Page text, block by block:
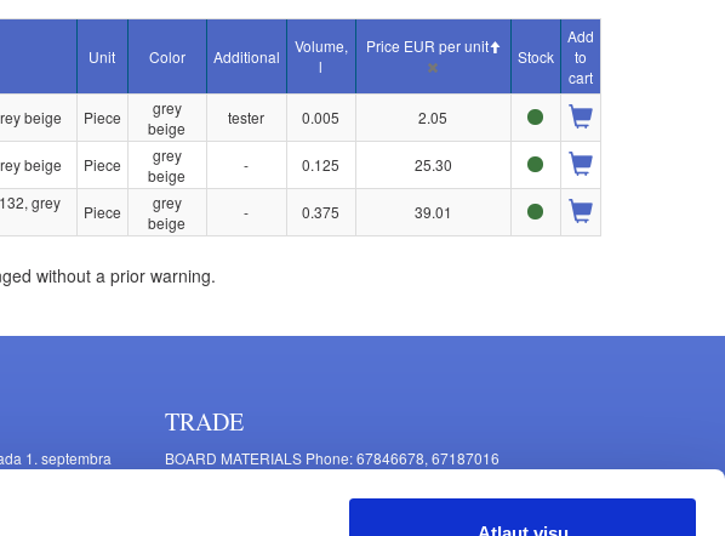
Unit Color Additional
Volume,
l
Price EUR per unit
Stock
Add
to
cart
beige Piece
grey
beige
tester 0.005
2.05
beige Piece
grey
beige
- 0.125
25.30
grey
Piece
grey
beige
- 0.375 39.01
without a prior warning.
1. septembra
TRADE
BOARD MATERIALS Phone: 67846678, 67187016
11 Mašīnu Str., Riga, LV-1063, Latvia